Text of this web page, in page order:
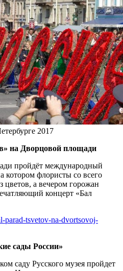
2017
на Дворцовой площади
пройдёт международный
котором флористы со всего
цветов, а вечером горожан
концерт «Бал
parad-tsvetov-na-dvortsovoj-
сады России»
саду Русского музея пройдет